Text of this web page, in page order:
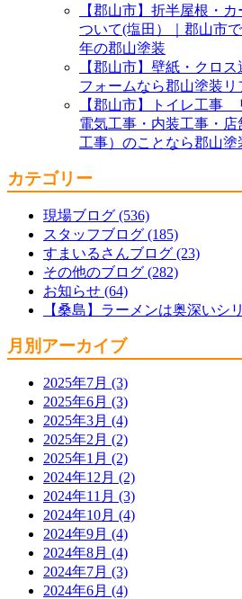
【郡山市】折半屋根・
ついて(塩田）｜郡山市
年の郡山塗装
【郡山市】壁紙・クロ
フォームなら郡山塗装リ
【郡山市】トイレ工事
電気工事・内装工事・
工事）のことなら郡山塗
カテゴリー
現場ブログ (536)
スタッフブログ (185)
すまいるさんブログ (23)
その他のブログ (282)
お知らせ (64)
【桑島】ラーメンは奥深いシ
月別アーカイブ
2025年7月 (3)
2025年6月 (3)
2025年3月 (4)
2025年2月 (2)
2025年1月 (2)
2024年12月 (2)
2024年11月 (3)
2024年10月 (4)
2024年9月 (4)
2024年8月 (4)
2024年7月 (3)
2024年6月 (4)